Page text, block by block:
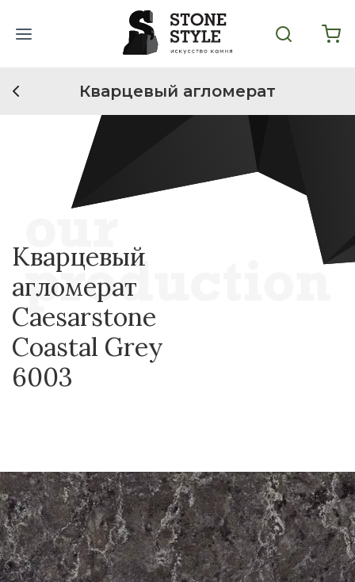
Кварцевый агломерат
Кварцевый
агломерат
Caesarstone
Coastal Grey
6003